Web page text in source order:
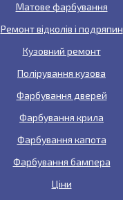
Матове фарбування
Ремонт відколів і подряпин
Кузовний ремонт
Полірування кузова
Фарбування дверей
Фарбування крила
Фарбування капота
Фарбування бампера
Ціни